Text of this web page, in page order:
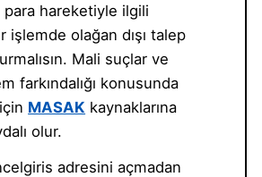
hareketiyle ilgili
işlemde olağan dışı talep
Mali suçlar ve
farkındalığı konusunda
MASAK kaynaklarına
olur.
adresini açmadan